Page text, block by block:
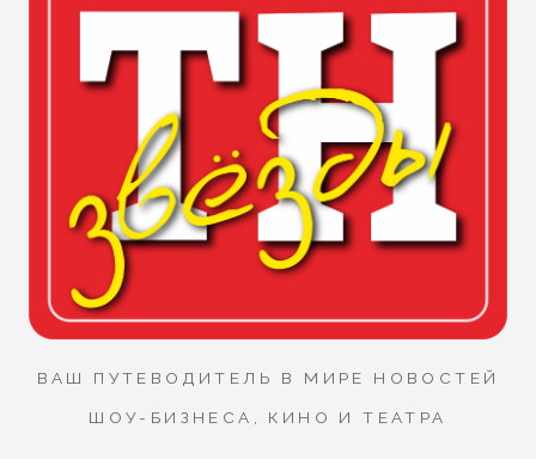
ВАШ ПУТЕВОДИТЕЛЬ В МИРЕ НОВОСТЕЙ
ШОУ-БИЗНЕСА, КИНО И ТЕАТРА